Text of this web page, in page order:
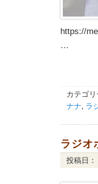
https://
…
カテゴリ
ナナ, ラ
ラジオ
投稿日：